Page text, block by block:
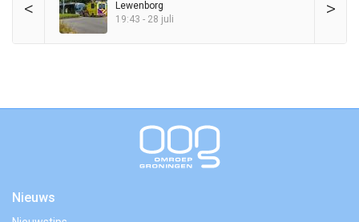
< >
Lewenborg
19:43 - 28 juli
Nieuws